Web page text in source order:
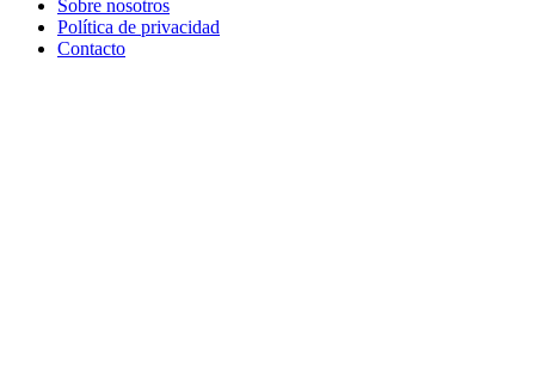
Sobre nosotros
Política de privacidad
Contacto